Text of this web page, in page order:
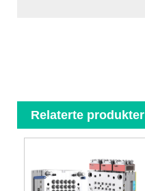
Relaterte produkter